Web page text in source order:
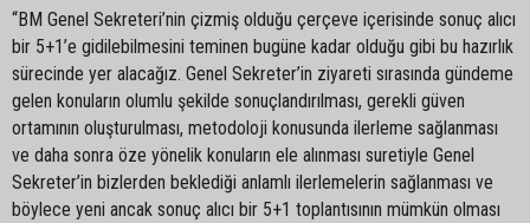
“BM Genel Sekreteri’nin çizmiş olduğu çerçeve içerisinde sonuç alıcı
bir 5+1’e gidilebilmesini teminen bugüne kadar olduğu gibi bu hazırlık
sürecinde yer alacağız. Genel Sekreter’in ziyareti sırasında gündeme
gelen konuların olumlu şekilde sonuçlandırılması, gerekli güven
ortamının oluşturulması, metodoloji konusunda ilerleme sağlanması
ve daha sonra öze yönelik konuların ele alınması suretiyle Genel
Sekreter’in bizlerden beklediği anlamlı ilerlemelerin sağlanması ve
böylece yeni ancak sonuç alıcı bir 5+1 toplantısının mümkün olması